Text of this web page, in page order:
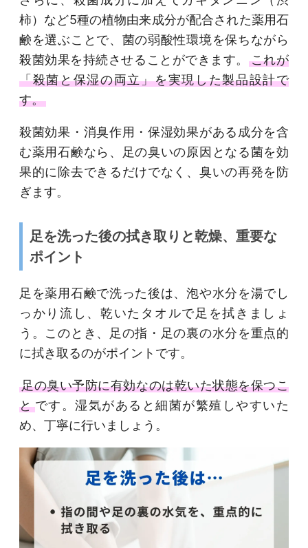
柿）など5種の植物由来成分が配合された薬用石
鹸を選ぶことで、菌の弱酸性環境を保ちながら
殺菌効果を持続させることができます。
これが
「殺菌と保湿の両立」を実現した製品設計で
す。
殺菌効果・消臭作用・保湿効果がある成分を含
む薬用石鹸なら、足の臭いの原因となる菌を効
果的に除去できるだけでなく、臭いの再発を防
ぎます。
足を洗った後の拭き取りと乾燥、重要な
ポイント
足を薬用石鹸で洗った後は、泡や水分を湯でし
っかり流し、乾いたタオルで足を拭きましょ
う。このとき、足の指・足の裏の水分を重点的
に拭き取るのがポイントです。
足の臭い予防に有効なのは乾いた状態を保つこ
とです。湿気があると細菌が繁殖しやすいた
め、丁寧に行いましょう。